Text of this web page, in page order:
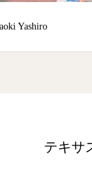
95th Ryo Kotake
テキサ